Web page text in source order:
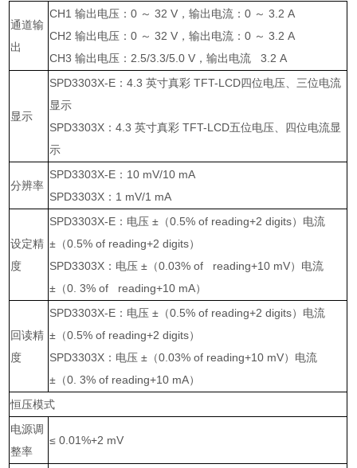
通道输
出
CH1输出电压：0 ～ 32 V ，输出电流：0 ～ 3.2 A
CH2输出电压：0 ～ 32 V ，输出电流：0 ～ 3.2 A
CH3输出电压： 2.5/3.3/5.0 V ，输出电流 3.2 A
显示
SPD3303X-E ：4.3英寸真彩 TFT-LCD四位电压、三位电流
显示
SPD3303X ：4.3英寸真彩 TFT-LCD五位电压、四位电流显
示
分辨率
SPD3303X-E ： 10 mV/10 mA
SPD3303X ： 1 mV/1 mA
设定精
度
SPD3303X-E ：电压 ± （0.5% of reading+2 digits）电流
± （0.5% of reading+2 digits）
SPD3303X ：电压 ± （0.03% of reading+10 mV）电流
± （0. 3% of reading+10 mA）
回读精
度
SPD3303X-E ：电压 ± （0.5% of reading+2 digits）电流
± （0.5% of reading+2 digits）
SPD3303X ：电压 ± （0.03% of reading+10 mV）电流
± （0. 3% of reading+10 mA）
恒压模式
电源调
整率
≤ 0.01%+2 mV